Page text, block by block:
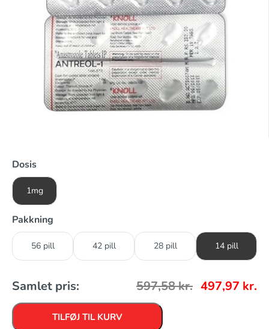
Dosis
1mg
Pakkning
56 pill 42 pill 28 pill 14 pill
Samlet pris: 597,58kr. 497,97 kr.
TILFØJ TIL KURV